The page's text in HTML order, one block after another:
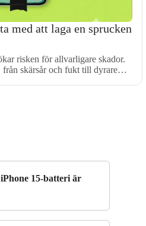
med att laga en sprucken
risken för allvarligare skador.
från skärsår och fukt till dyrare…
15-batteri är